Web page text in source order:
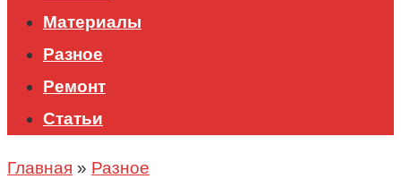
Материалы
Разное
Ремонт
Статьи
Главная » Разное